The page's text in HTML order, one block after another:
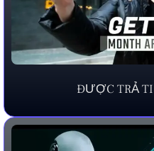
ĐƯỢC TRẢ